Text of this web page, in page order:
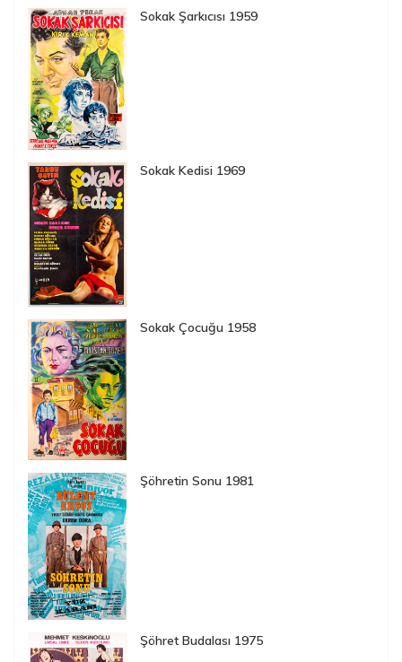
Sokak Şarkıcısı 1959
Sokak Kedisi 1969
Sokak Çocuğu 1958
Şöhretin Sonu 1981
Şöhret Budalası 1975